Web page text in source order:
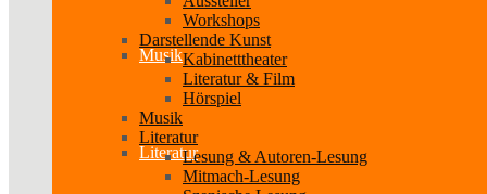
Musik
Literatur
Workshops
Darstellende Kunst
Kabinetttheater
Literatur & Film
Hörspiel
Musik
Literatur
Lesung & Autoren-Lesung
Mitmach-Lesung